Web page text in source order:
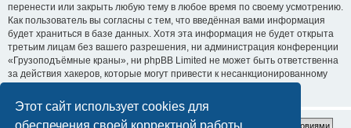
Этот сайт использует cookies для
обеспечения своей корректной работы.
перенести или закрыть любую тему в любое время по своему усмотрению.
Как пользователь вы согласны с тем, что введённая вами информация
будет храниться в базе данных. Хотя эта информация не будет открыта
третьим лицам без вашего разрешения, ни администрация конференции
«Грузоподъёмные краны», ни phpBB Limited не может быть ответственна
за действия хакеров, которые могут привести к несанкционированному